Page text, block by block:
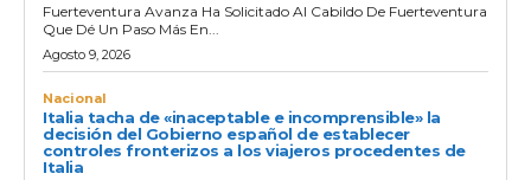
Fuerteventura Avanza Ha Solicitado Al Cabildo De Fuerteventura
Que Dé Un Paso Más En...
Agosto 9, 2026
Nacional
Italia tacha de «inaceptable e incomprensible» la
decisión del Gobierno español de establecer
controles fronterizos a los viajeros procedentes de
Italia